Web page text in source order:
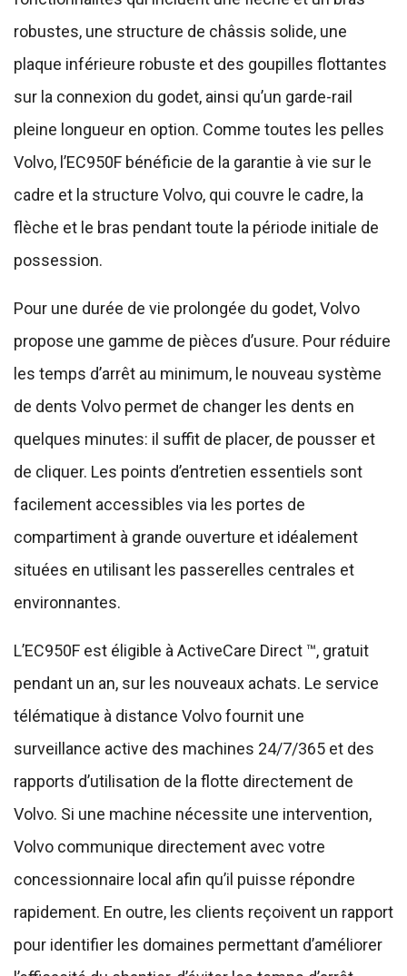
robustes, une structure de châssis solide, une
plaque inférieure robuste et des goupilles flottantes
sur la connexion du godet, ainsi qu’un garde-rail
pleine longueur en option. Comme toutes les pelles
Volvo, l’EC950F bénéficie de la garantie à vie sur le
cadre et la structure Volvo, qui couvre le cadre, la
flèche et le bras pendant toute la période initiale de
possession.
Pour une durée de vie prolongée du godet, Volvo
propose une gamme de pièces d’usure. Pour réduire
les temps d’arrêt au minimum, le nouveau système
de dents Volvo permet de changer les dents en
quelques minutes: il suffit de placer, de pousser et
de cliquer. Les points d’entretien essentiels sont
facilement accessibles via les portes de
compartiment à grande ouverture et idéalement
situées en utilisant les passerelles centrales et
environnantes.
L’EC950F est éligible à ActiveCare Direct ™, gratuit
pendant un an, sur les nouveaux achats. Le service
télématique à distance Volvo fournit une
surveillance active des machines 24/7/365 et des
rapports d’utilisation de la flotte directement de
Volvo. Si une machine nécessite une intervention,
Volvo communique directement avec votre
concessionnaire local afin qu’il puisse répondre
rapidement. En outre, les clients reçoivent un rapport
pour identifier les domaines permettant d’améliorer